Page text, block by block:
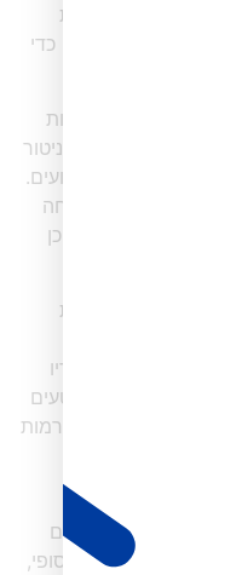
ברור ומאוזן. הגדרת
ובהתאמה אישית, כדי
החדר.
כדי להתאים את רמות
כל זמן ההקלטה, ניטור
חוסר עקביות בביצועים.
ההקלטה מבטיחה
ביותר האפשרית, ומוכן
זה בעברית?
עריכת
שלב ההקלטה. זה
צורה, והופך אודיו
כולל גזירה של קטעים
רצויות. לאחר מכן, רמות
יהיו ברורים
כמו מוזיקה ואפקטים
ההאזנה. השלב הסופי,